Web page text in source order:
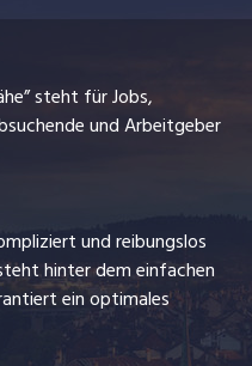
steht für Jobs,
und Arbeitgeber
und reibungslos
hinter dem einfachen
ein optimales